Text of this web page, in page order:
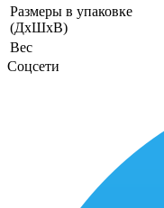
Размеры в упаковке
(ДхШхВ)
Вес
Соцсети